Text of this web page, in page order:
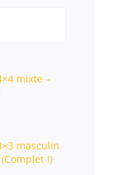
mixte –
masculin
!)